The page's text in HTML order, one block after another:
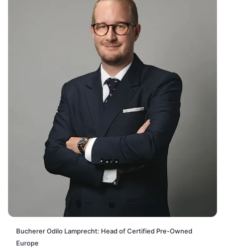
Bucherer Odilo Lamprecht: Head of Certified Pre-Owned
Europe